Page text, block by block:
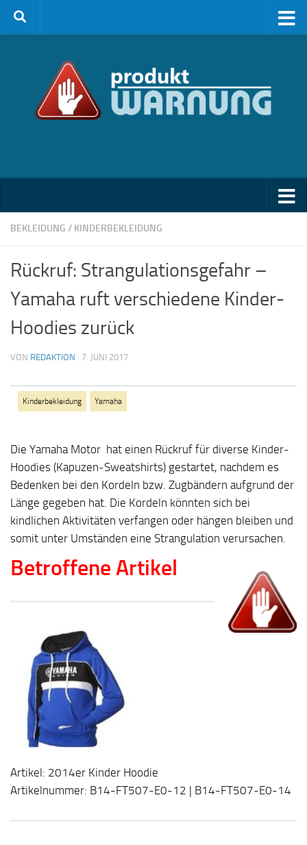
Zum Inhalt springen
BEKLEIDUNG / KINDERBEKLEIDUNG
Rückruf: Strangulationsgefahr –
Yamaha ruft verschiedene Kinder-
Hoodies zurück
VON REDAKTION · 7. JUNI 2017
Kinderbekleidung Yamaha
Die Yamaha Motor hat einen Rückruf für diverse Kinder-
Hoodies (Kapuzen-Sweatshirts) gestartet, nachdem es
Bedenken bei den Kordeln bzw. Zugbändern aufgrund der
Länge gegeben hat. Die Kordeln könnten sich bei
kindlichen Aktivitäten verfangen oder hängen bleiben und
somit unter Umständen eine Strangulation verursachen.
Betroffene Artikel
Artikel: 2014er Kinder Hoodie
Artikelnummer: B14-FT507-E0-12 | B14-FT507-E0-14